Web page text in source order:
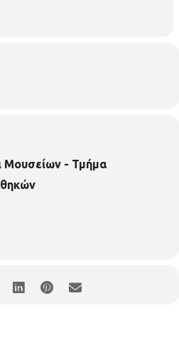
λίστα αναμονής σε
ΟΡΕΣΤΟΥ 33 & ΧΑΛΚΙΔΙΚΗΣ
Μουσείων - Τμήμα